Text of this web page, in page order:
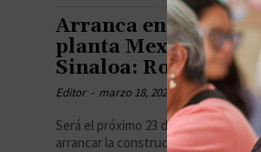
Arranca en abril la
planta Mexinol en
Sinaloa: Rocha Moya
Editor - marzo 18, 2026
Será el próximo 23 de abril cuando
arrancar la construcción de la